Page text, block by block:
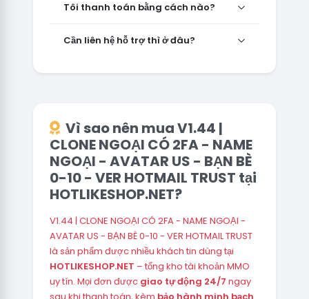
Tôi thanh toán bằng cách nào?
Cần liên hệ hỗ trợ thì ở đâu?
Vì sao nên mua V1.44 |
CLONE NGOẠI CÓ 2FA - NAME
NGOẠI - AVATAR US - BẠN BÈ
0-10 - VER HOTMAIL TRUST tại
HOTLIKESHOP.NET?
V1.44 | CLONE NGOẠI CÓ 2FA - NAME NGOẠI -
AVATAR US - BẠN BÈ 0-10 - VER HOTMAIL TRUST
là sản phẩm được nhiều khách tin dùng tại
HOTLIKESHOP.NET – tổng kho tài khoản MMO
uy tín. Mọi đơn được giao tự động 24/7 ngay